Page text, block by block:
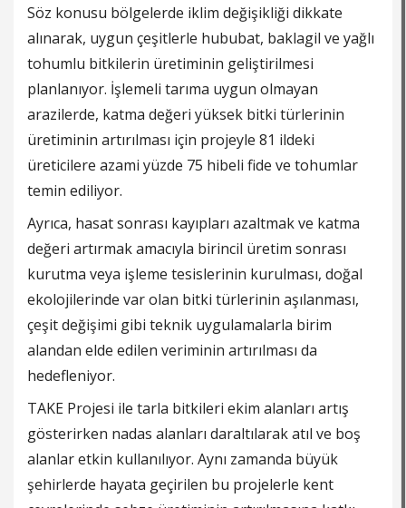
Söz konusu bölgelerde iklim değişikliği dikkate
alınarak, uygun çeşitlerle hububat, baklagil ve yağlı
tohumlu bitkilerin üretiminin geliştirilmesi
planlanıyor. İşlemeli tarıma uygun olmayan
arazilerde, katma değeri yüksek bitki türlerinin
üretiminin artırılması için projeyle 81 ildeki
üreticilere azami yüzde 75 hibeli fide ve tohumlar
temin ediliyor.
Ayrıca, hasat sonrası kayıpları azaltmak ve katma
değeri artırmak amacıyla birincil üretim sonrası
kurutma veya işleme tesislerinin kurulması, doğal
ekolojilerinde var olan bitki türlerinin aşılanması,
çeşit değişimi gibi teknik uygulamalarla birim
alandan elde edilen veriminin artırılması da
hedefleniyor.
TAKE Projesi ile tarla bitkileri ekim alanları artış
gösterirken nadas alanları daraltılarak atıl ve boş
alanlar etkin kullanılıyor. Aynı zamanda büyük
şehirlerde hayata geçirilen bu projelerle kent